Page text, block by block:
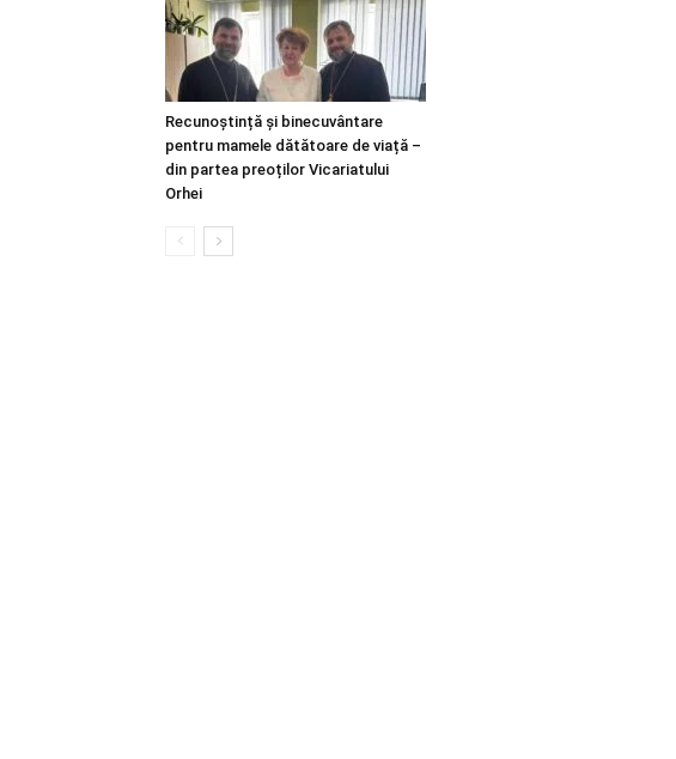
Recunoștință și binecuvântare
pentru mamele dătătoare de viață –
din partea preoților Vicariatului
Orhei